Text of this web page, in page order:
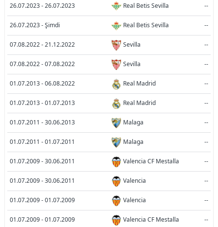
26.07.2023 - 26.07.2023 Real Betis Sevilla --
26.07.2023 - Şimdi Real Betis Sevilla --
07.08.2022 - 21.12.2022 Sevilla --
07.08.2022 - 07.08.2022 Sevilla --
01.07.2013 - 06.08.2022 Real Madrid --
01.07.2013 - 01.07.2013 Real Madrid --
01.07.2011 - 30.06.2013 Malaga --
01.07.2011 - 01.07.2011 Malaga --
01.07.2009 - 30.06.2011 Valencia CF Mestalla --
01.07.2009 - 30.06.2011 Valencia --
01.07.2009 - 01.07.2009 Valencia --
01.07.2009 - 01.07.2009 Valencia CF Mestalla --